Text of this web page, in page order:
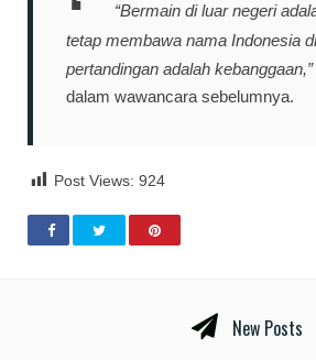
“Bermain di luar negeri
tetap membawa nama Indonesia
pertandingan adalah kebanggaan,”
dalam wawancara sebelumnya.
Post Views: 924
New Posts